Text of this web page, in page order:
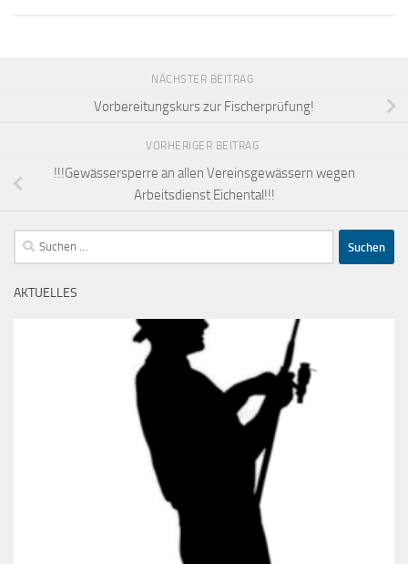
NÄCHSTER BEITRAG
Vorbereitungskurs zur Fischerprüfung!
VORHERIGER BEITRAG
!!!Gewässersperre an allen Vereinsgewässern wegen
Arbeitsdienst Eichental!!!
Suchen
nach:
AKTUELLES